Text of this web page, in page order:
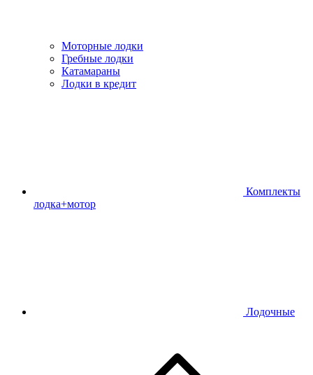
Моторные лодки
Гребные лодки
Катамараны
Лодки в кредит
Комплекты
лодка+мотор
Лодочные